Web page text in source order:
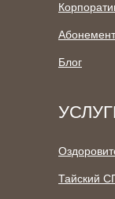
Блог
Тайский